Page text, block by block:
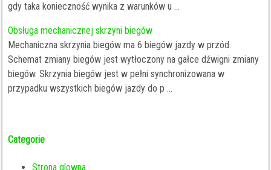
gdy taka konieczność wynika z warunków u ...
Obsługa mechanicznej skrzyni biegów
Mechaniczna skrzynia biegów ma 6 biegów jazdy w przód.
Schemat zmiany biegów jest wytłoczony na gałce dźwigni zmiany
biegów. Skrzynia biegów jest w pełni synchronizowana w
przypadku wszystkich biegów jazdy do p ...
Categorie
Strona glowna